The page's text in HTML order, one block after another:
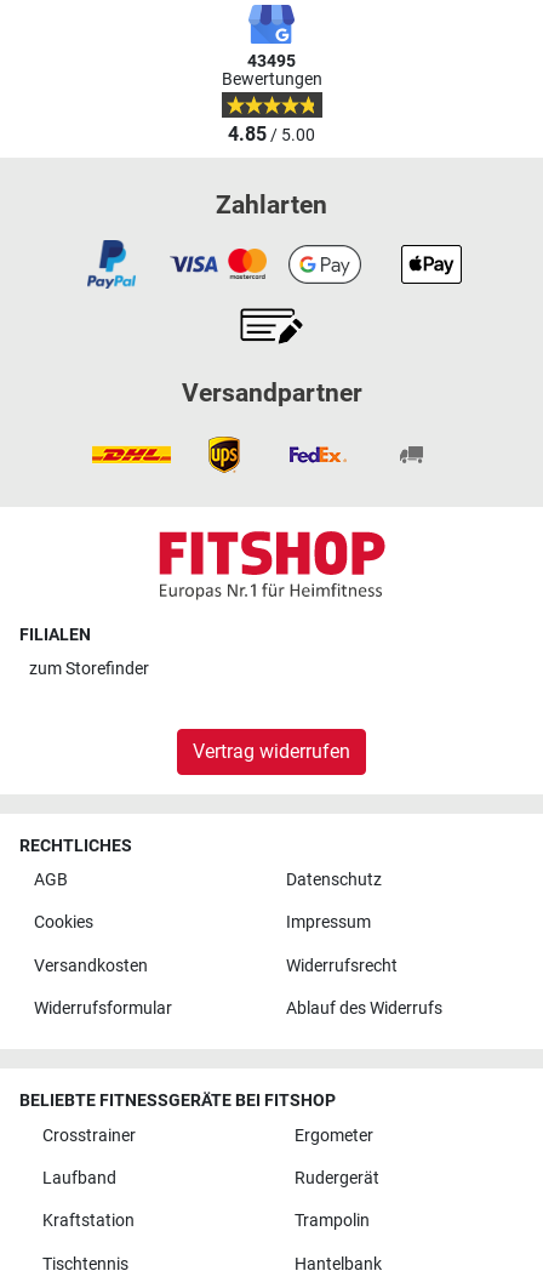
43495
Bewertungen
4.85/ 5.00
Zahlarten
Versandpartner
FILIALEN
zumStorefinder
Vertrag widerrufen
RECHTLICHES
AGB
Datenschutz
Cookies Impressum
Versandkosten Widerrufsrecht
Widerrufsformular Ablauf des Widerrufs
BELIEBTE FITNESSGERÄTE BEI FITSHOP
Crosstrainer
Ergometer
Laufband Rudergerät
Kraftstation Trampolin
Tischtennis Hantelbank